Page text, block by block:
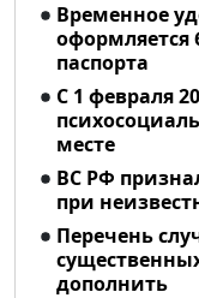
Временное
оформляется
паспорта
С 1 февраля
месте
ВС РФ
при
Перечень
дополнить